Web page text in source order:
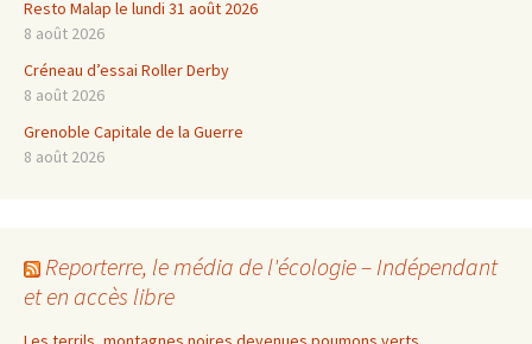
Resto Malap le lundi 31 août 2026
8 août 2026
Créneau d’essai Roller Derby
8 août 2026
Grenoble Capitale de la Guerre
8 août 2026
Reporterre, le média de l'écologie – Indépendant
et en accès libre